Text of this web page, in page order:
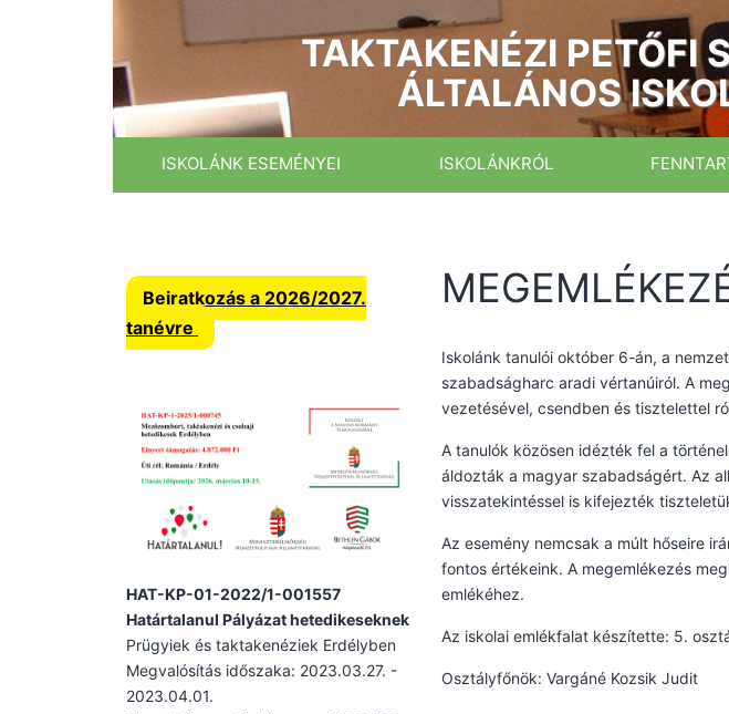
TAKTAKENÉZI PETŐFI
ÁLTALÁNOS
ISKOLÁNK ESEMÉNYEI ISKOLÁNKRÓL
Beiratkozás a 2026/2027.
tanévre
HAT-KP-01-2022/1-001557
Határtalanul Pályázat hetedikeseknek
Prügyiek és taktakenéziek Erdélyben
Megvalósítás időszaka: 2023.03.27. -
2023.04.01.
Iskolánk tanulói október 6-án, a
szabadságharc aradi vértanúiról. A
vezetésével, csendben és tisztelettel
A tanulók közösen idézték fel a
áldozták a magyar szabadságért. Az
visszatekintéssel is kifejezték
Az esemény nemcsak a múlt hőseire
fontos értékeink. A megemlékezés
emlékéhez.
Az iskolai emlékfalat készítette: 5.
Osztályfőnök: Vargáné Kozsik Judit